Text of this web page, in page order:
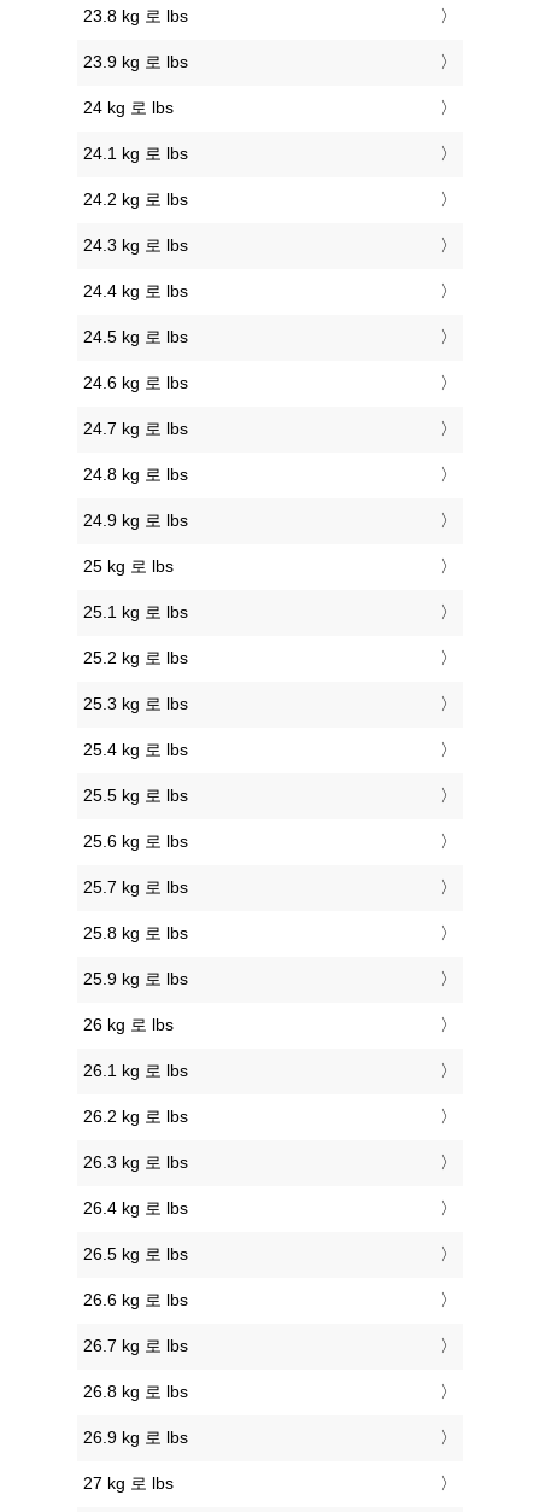
23.8 kg 로 lbs
23.9 kg 로 lbs
24 kg 로 lbs
24.1 kg 로 lbs
24.2 kg 로 lbs
24.3 kg 로 lbs
24.4 kg 로 lbs
24.5 kg 로 lbs
24.6 kg 로 lbs
24.7 kg 로 lbs
24.8 kg 로 lbs
24.9 kg 로 lbs
25 kg 로 lbs
25.1 kg 로 lbs
25.2 kg 로 lbs
25.3 kg 로 lbs
25.4 kg 로 lbs
25.5 kg 로 lbs
25.6 kg 로 lbs
25.7 kg 로 lbs
25.8 kg 로 lbs
25.9 kg 로 lbs
26 kg 로 lbs
26.1 kg 로 lbs
26.2 kg 로 lbs
26.3 kg 로 lbs
26.4 kg 로 lbs
26.5 kg 로 lbs
26.6 kg 로 lbs
26.7 kg 로 lbs
26.8 kg 로 lbs
26.9 kg 로 lbs
27 kg 로 lbs